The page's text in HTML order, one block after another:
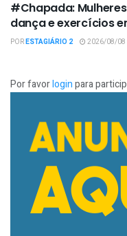
#Chapada:
dança e exercícios
PORESTAGIÁRIO 2 2026/08/08
Por favorloginpara